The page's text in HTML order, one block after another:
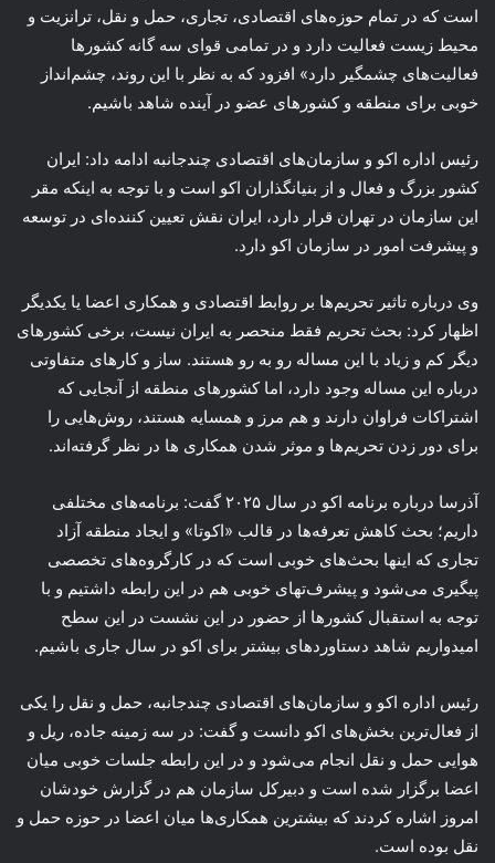
است که در تمام حوزه‌های اقتصادی، تجاری، حمل و نقل، ترانزیت و
محیط زیست فعالیت دارد و در تمامی قوای سه گانه کشورها
فعالیت‌های چشمگیر دارد» افزود که به نظر با این روند، چشم‌انداز
خوبی برای منطقه و کشورهای عضو در آینده شاهد باشیم.
رئیس اداره اکو و سازمان‌های اقتصادی چندجانبه ادامه داد: ایران
کشور بزرگ و فعال و از بنیانگذاران اکو است و با توجه به اینکه مقر
این سازمان در تهران قرار دارد، ایران نقش تعیین کننده‌ای در توسعه
و پیشرفت‌ امور در سازمان اکو دارد.
وی درباره تاثیر تحریم‌ها بر روابط اقتصادی و همکاری اعضا یا یکدیگر
اظهار کرد: بحث تحریم فقط منحصر به ایران نیست، برخی کشورهای
دیگر کم و زیاد با این مساله رو به رو هستند. ساز و کارهای متفاوتی
درباره این مساله وجود دارد، اما کشورهای منطقه از آنجایی که
اشتراکات فراوان دارند و هم مرز و همسایه هستند، روش‌هایی را
برای دور زدن تحریم‌ها و موثر شدن همکاری ها در نظر گرفته‌اند.
آذرسا درباره برنامه اکو در سال ۲۰۲۵ گفت: برنامه‌های مختلفی
داریم؛ بحث کاهش تعرفه‌ها در قالب «اکوتا» و ایجاد منطقه آزاد
تجاری که اینها بحث‌های خوبی است که در کارگروه‌های تخصصی
پیگیری می‌شود و پیشرف‌تهای خوبی هم در این رابطه داشتیم و با
توجه به استقبال کشورها از حضور در این نشست در این سطح
امیدواریم شاهد دستاوردهای بیشتر برای اکو در سال جاری باشیم.
رئیس اداره اکو و سازمان‌های اقتصادی چندجانبه، حمل و نقل را یکی
از فعال‌ترین بخش‌های اکو دانست و گفت: در سه زمینه جاده، ریل و
هوایی حمل و نقل انجام می‌شود و در این رابطه جلسات خوبی میان
اعضا برگزار شده است و دبیرکل سازمان هم در گزارش خودشان
امروز اشاره کردند که بیشترین همکاری‌ها میان اعضا در حوزه حمل و
نقل بوده است.